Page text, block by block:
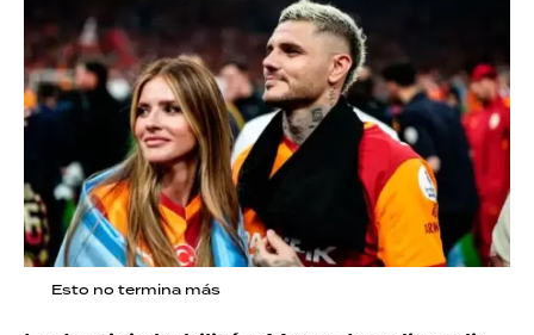
Esto no termina más